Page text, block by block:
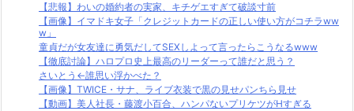
【悲報】わいの婚約者の実家、キチゲエすぎて破談寸前
【画像】イマドキ女子「クレジットカードの正しい使い方がコチラww
w」
童貞だが女友達に勇気だしてSEXしよって言ったらこうなるwww
【徹底討論】ハロプロ史上最高のリーダーって誰だと思う？
さいとう←誰思い浮かべた？
【画像】TWICE・サナ、ライブ衣装で黒の見せパンちら見せ
【動画】美人社長・藤渡小百合、ハンパないプリケツがHすぎる